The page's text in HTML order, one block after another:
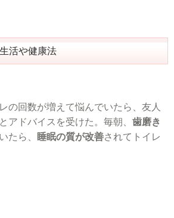
活や健康法
の回数が増えて悩んでいたら、友人
とアドバイスを受けた。毎朝、 歯磨き
たら、 睡眠の質が改善されてトイレ